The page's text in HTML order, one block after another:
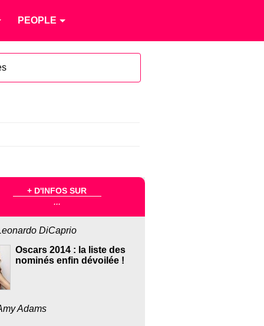
PEOPLE
+ D'INFOS SUR
...
DiCaprio
Oscars 2014 : la liste des
nominés enfin dévoilée !
Adams